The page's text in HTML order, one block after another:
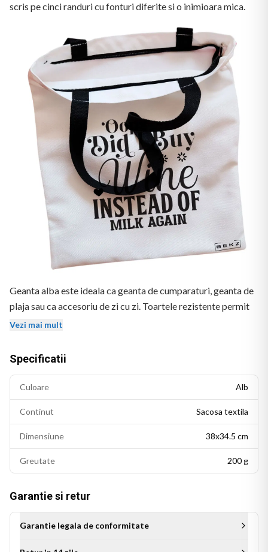
scris pe cinci randuri cu fonturi diferite si o inimioara mica.
Geanta alba este ideala ca geanta de cumparaturi, geanta de
plaja sau ca accesoriu de zi cu zi. Toartele rezistente permit
purtarea confortabila pe umar sau in mana.
prin sublimare asigura culori vii rezistente la spalari repetate.
Dimensiuni: 38x34.5 cm. Potrivita pentru cumparaturi,
excursii sau ca geanta de zi cu zi.
BEKZ este un brand de calitate care asigura culori vii si
detalii fidele ale ilustratiei originale. Imprimarea prin
sublimare garanteaza rezistenta culorilor la spalare si la
expunere indelungata la lumina.
Vezi mai mult
Specificatii
Culoare Alb
Continut Sacosa textila
Dimensiune 38x34.5 cm
Greutate 200 g
Garantie si retur
Garantie legala de conformitate